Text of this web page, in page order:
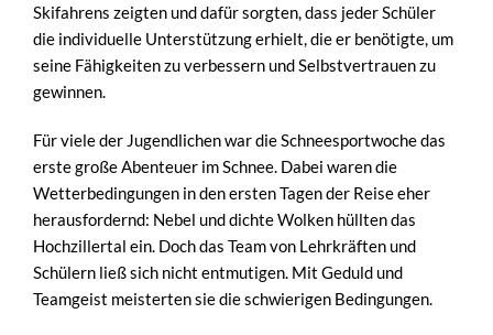
Skifahrens zeigten und dafür sorgten, dass jeder Schüler
die individuelle Unterstützung erhielt, die er benötigte, um
seine Fähigkeiten zu verbessern und Selbstvertrauen zu
gewinnen.
Für viele der Jugendlichen war die Schneesportwoche das
erste große Abenteuer im Schnee. Dabei waren die
Wetterbedingungen in den ersten Tagen der Reise eher
herausfordernd: Nebel und dichte Wolken hüllten das
Hochzillertal ein. Doch das Team von Lehrkräften und
Schülern ließ sich nicht entmutigen. Mit Geduld und
Teamgeist meisterten sie die schwierigen Bedingungen.